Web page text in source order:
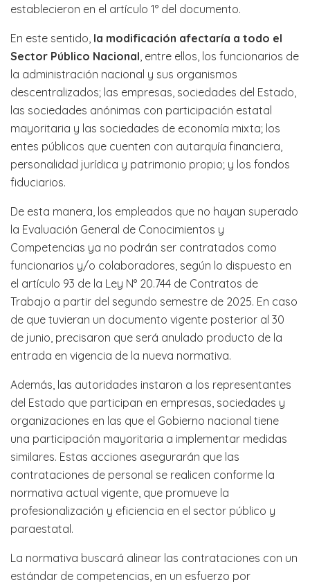
establecieron en el artículo 1° del documento.
En este sentido, la modificación afectaría a todo el
Sector Público Nacional , entre ellos, los funcionarios de
la administración nacional y sus organismos
descentralizados; las empresas, sociedades del Estado,
las sociedades anónimas con participación estatal
mayoritaria y las sociedades de economía mixta; los
entes públicos que cuenten con autarquía financiera,
personalidad jurídica y patrimonio propio; y los fondos
fiduciarios.
De esta manera, los empleados que no hayan superado
la Evaluación General de Conocimientos y
Competencias ya no podrán ser contratados como
funcionarios y/o colaboradores, según lo dispuesto en
el artículo 93 de la Ley N° 20.744 de Contratos de
Trabajo a partir del segundo semestre de 2025. En caso
de que tuvieran un documento vigente posterior al 30
de junio, precisaron que será anulado producto de la
entrada en vigencia de la nueva normativa.
Además, las autoridades instaron a los representantes
del Estado que participan en empresas, sociedades y
organizaciones en las que el Gobierno nacional tiene
una participación mayoritaria a implementar medidas
similares. Estas acciones asegurarán que las
contrataciones de personal se realicen conforme la
normativa actual vigente, que promueve la
profesionalización y eficiencia en el sector público y
paraestatal.
La normativa buscará alinear las contrataciones con un
estándar de competencias, en un esfuerzo por